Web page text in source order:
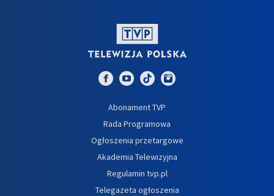
Abonament TVP
Rada Programowa
Ogłoszenia przetargowe
Akademia Telewizyjna
Regulamin tvp.pl
Telegazeta ogłoszenia